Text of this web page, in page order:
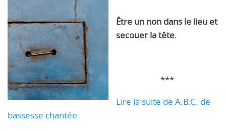
Être un non dans le lieu et
secouer la tête.
***
Lire la suite de A.B.C. de
bassesse chantée